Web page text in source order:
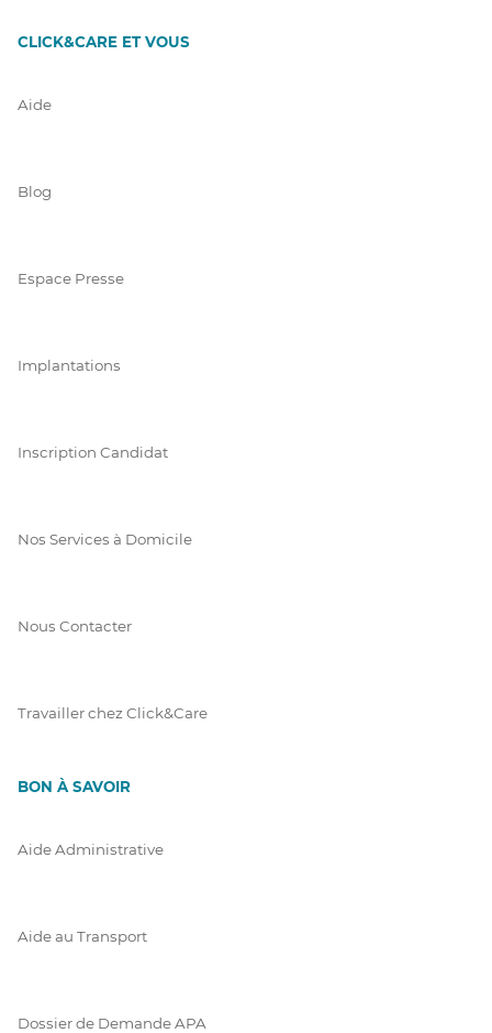
CLICK&CARE ET VOUS
Aide
Blog
Espace Presse
Implantations
Inscription Candidat
Nos Services à Domicile
Nous Contacter
Travailler chez Click&Care
BON À SAVOIR
Aide Administrative
Aide au Transport
Dossier de Demande APA